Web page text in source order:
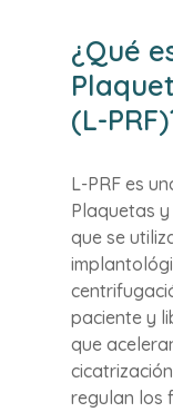
¿Qué
(L-
L-PRF es
Plaquetas
que se
paciente y
que
regulan los